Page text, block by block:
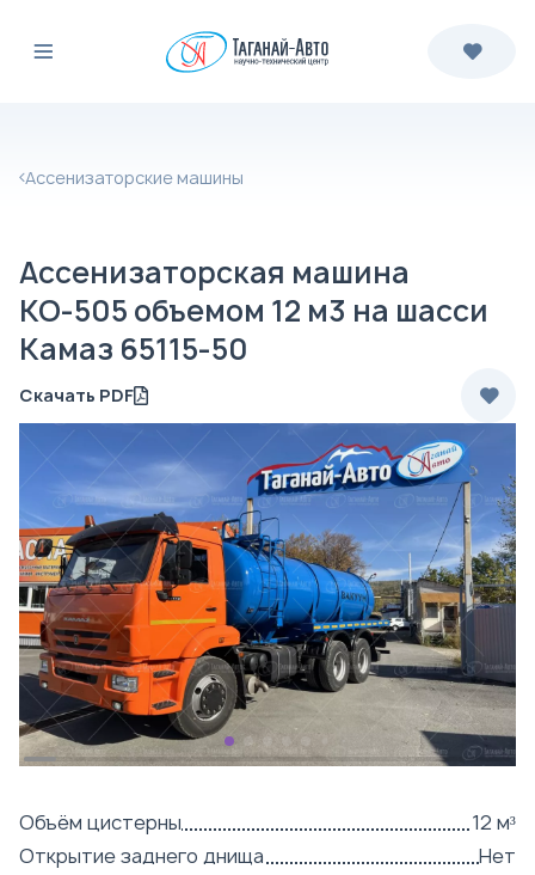
Ассенизаторские машины
Ассенизаторская машина
КО-505 объемом 12 м3 на шасси
Камаз 65115-50
Скачать PDF
Объём цистерны
12 м³
Открытие заднего днища
Нет